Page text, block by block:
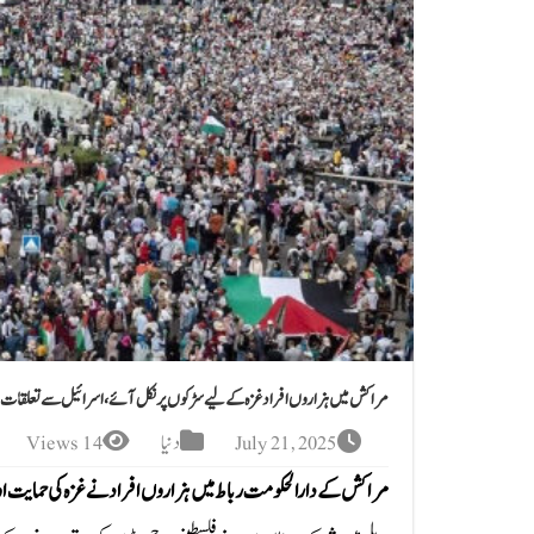
مراکش میں ہزاروں افراد غزہ کے لیے سڑکوں پر نکل آئے، اسرائیل سے تعلقات
July 21, 2025 دنیا 14 Views
مراکش کے دارالحکومت رباط میں ہزاروں افراد نے غزہ کی حمایت